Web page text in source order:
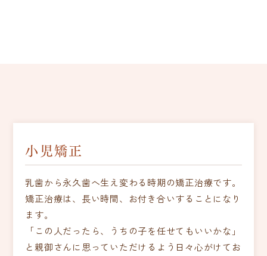
小児矯正
乳歯から永久歯へ生え変わる時期の矯正治療です。
矯正治療は、長い時間、お付き合いすることになり
ます。
「この人だったら、うちの子を任せてもいいかな」
と親御さんに思っていただけるよう日々心がけてお